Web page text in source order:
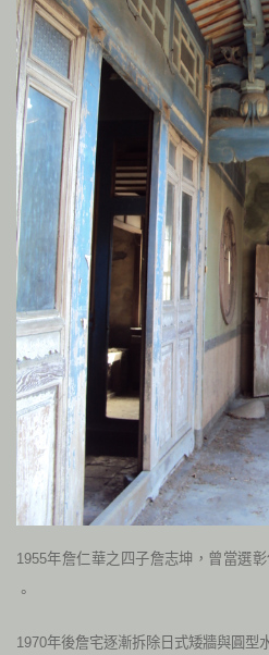
1955年詹仁華之四子詹志坤，曾當選
。
1970年後詹宅逐漸拆除日式矮牆與圓型